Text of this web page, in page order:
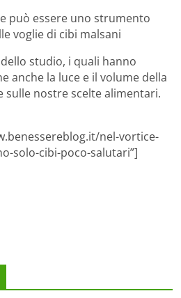
può essere uno strumento
voglie di cibi malsani
studio, i quali hanno
anche la luce e il volume della
sulle nostre scelte alimentari.
nel-vortice-
solo-cibi-poco-salutari”]